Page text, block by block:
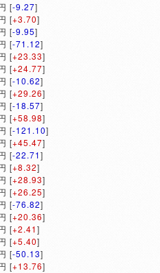
[-9.27]
[+3.70]
[-9.95]
[-71.12]
[+23.33]
[+24.77]
[-10.62]
[+29.26]
[-18.57]
[+58.98]
[-121.10]
[+45.47]
[-22.71]
[+8.32]
[+28.93]
[+26.25]
[-76.82]
[+20.36]
[+2.41]
[+5.40]
[-50.13]
[+13.76]